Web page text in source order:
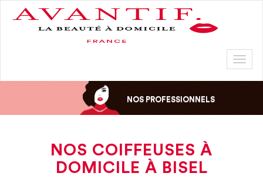
NOS PROFESSIONNELS
NOS COIFFEUSES À
DOMICILE À BISEL